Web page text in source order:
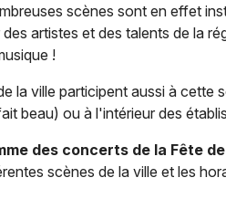
scènes sont en effet
artistes et des talents de la
!
la ville participent aussi à cette
beau) ou à l'intérieur des
des concerts de la Fête
scènes de la ville et les